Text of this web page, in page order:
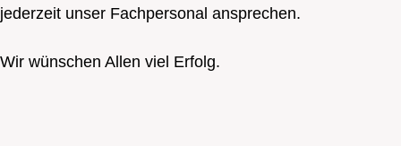
jederzeit unser Fachpersonal ansprechen.
Wir wünschen Allen viel Erfolg.